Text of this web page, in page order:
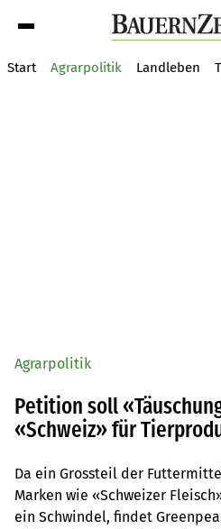
Start Agrarpolitik Landleben
Agrarpolitik
Petition soll
«Schweiz» für
Da ein Grossteil der
Marken wie «Schweizer
ein Schwindel, findet